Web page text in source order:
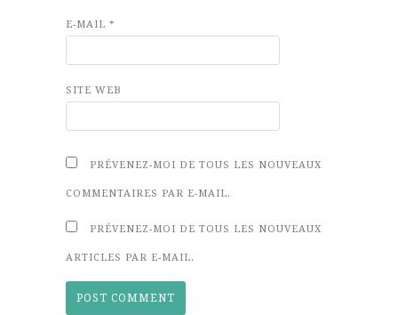
E-MAIL *
SITE WEB
PRÉVENEZ-MOI DE TOUS LES NOUVEAUX
COMMENTAIRES PAR E-MAIL.
PRÉVENEZ-MOI DE TOUS LES NOUVEAUX
ARTICLES PAR E-MAIL.